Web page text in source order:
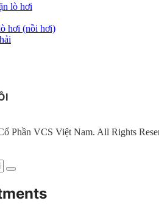
lò hơi
hơi (nồi hơi)
Phần VCS Việt Nam. All Rights